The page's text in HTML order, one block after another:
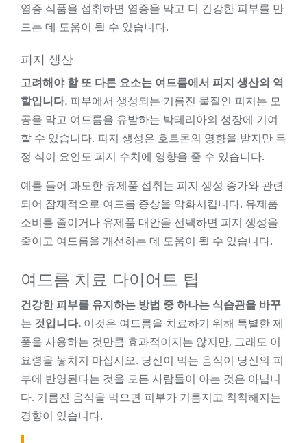
염증 식품을 섭취하면 염증을 막고 더 건강한 피부를 만
드는 데 도움이 될 수 있습니다.
피지 생산
고려해야 할 또 다른 요소는 여드름에서 피지 생산의 역
할입니다. 피부에서 생성되는 기름진 물질인 피지는 모
공을 막고 여드름을 유발하는 박테리아의 성장에 기여
할 수 있습니다. 피지 생성은 호르몬의 영향을 받지만 특
정 식이 요인도 피지 수치에 영향을 줄 수 있습니다.
예를 들어 과도한 유제품 섭취는 피지 생성 증가와 관련
되어 잠재적으로 여드름 증상을 악화시킵니다. 유제품
소비를 줄이거나 유제품 대안을 선택하면 피지 생성을
줄이고 여드름을 개선하는 데 도움이 될 수 있습니다.
여드름 치료 다이어트 팁
건강한 피부를 유지하는 방법 중 하나는 식습관을 바꾸
는 것입니다. 이것은 여드름을 치료하기 위해 특별한 제
품을 사용하는 것만큼 효과적이지는 않지만, 그래도 이
요령을 놓치지 마십시오. 당신이 먹는 음식이 당신의 피
부에 반영된다는 것을 모든 사람들이 아는 것은 아닙니
다. 기름진 음식을 먹으면 피부가 기름지고 칙칙해지는
경향이 있습니다.